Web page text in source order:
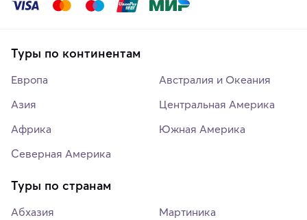
Туры по континентам
Европа
Азия
Африка
Северная Америка
Австралия и Океания
Центральная Америка
Южная Америка
Туры по странам
Абхазия
Мартиника